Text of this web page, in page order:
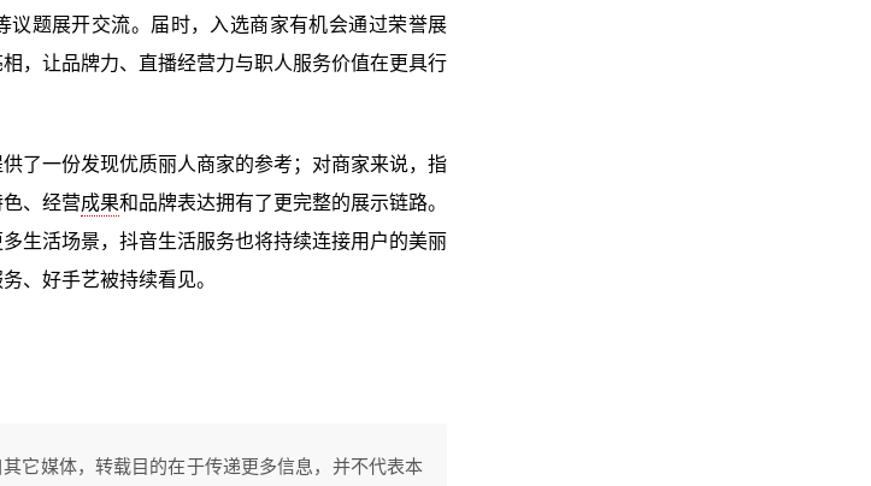
题展开交流。届时，入选商家有机会通过荣誉展
，让品牌力、直播经营力与职人服务价值在更具行
了一份发现优质丽人商家的参考；对商家来说，指
、经营成果和品牌表达拥有了更完整的展示链路。
生活场景，抖音生活服务也将持续连接用户的美丽
、好手艺被持续看见。
它媒体，转载目的在于传递更多信息，并不代表本